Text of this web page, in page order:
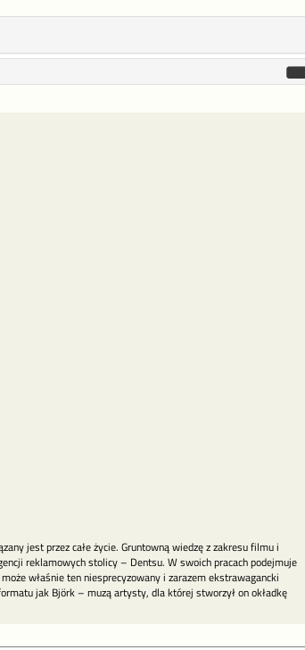
jest przez całe życie. Gruntowną wiedzę z zakresu filmu i
reklamowych stolicy – Dentsu. W swoich pracach podejmuje
właśnie ten niesprecyzowany i zarazem ekstrawagancki
jak Björk – muzą artysty, dla której stworzył on okładkę